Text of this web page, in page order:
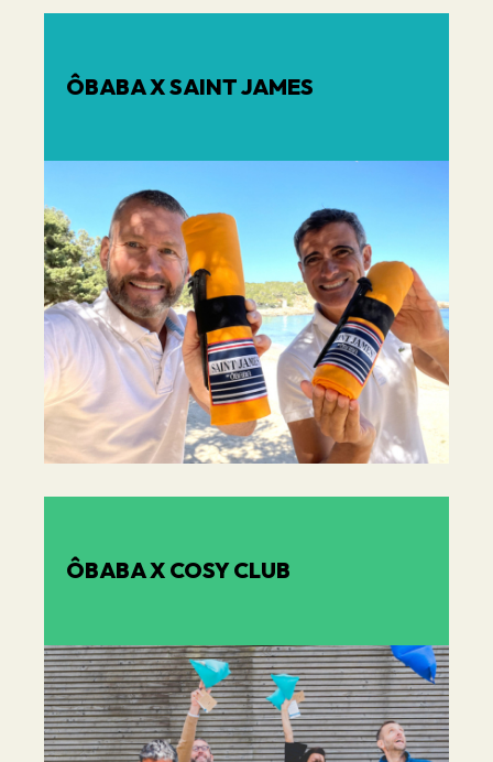
ÔBABA X SAINT JAMES
ÔBABA X COSY CLUB